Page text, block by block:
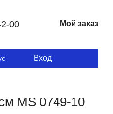
00 Мой заказ
Вход
МS 0749-10